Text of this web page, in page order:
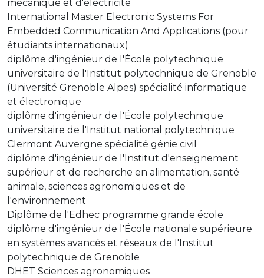
mécanique et d'électricité
International Master Electronic Systems For
Embedded Communication And Applications (pour
étudiants internationaux)
diplôme d'ingénieur de l'École polytechnique
universitaire de l'Institut polytechnique de Grenoble
(Université Grenoble Alpes) spécialité informatique
et électronique
diplôme d'ingénieur de l'École polytechnique
universitaire de l'Institut national polytechnique
Clermont Auvergne spécialité génie civil
diplôme d'ingénieur de l'Institut d'enseignement
supérieur et de recherche en alimentation, santé
animale, sciences agronomiques et de
l'environnement
Diplôme de l'Edhec programme grande école
diplôme d'ingénieur de l'École nationale supérieure
en systèmes avancés et réseaux de l'Institut
polytechnique de Grenoble
DHET Sciences agronomiques